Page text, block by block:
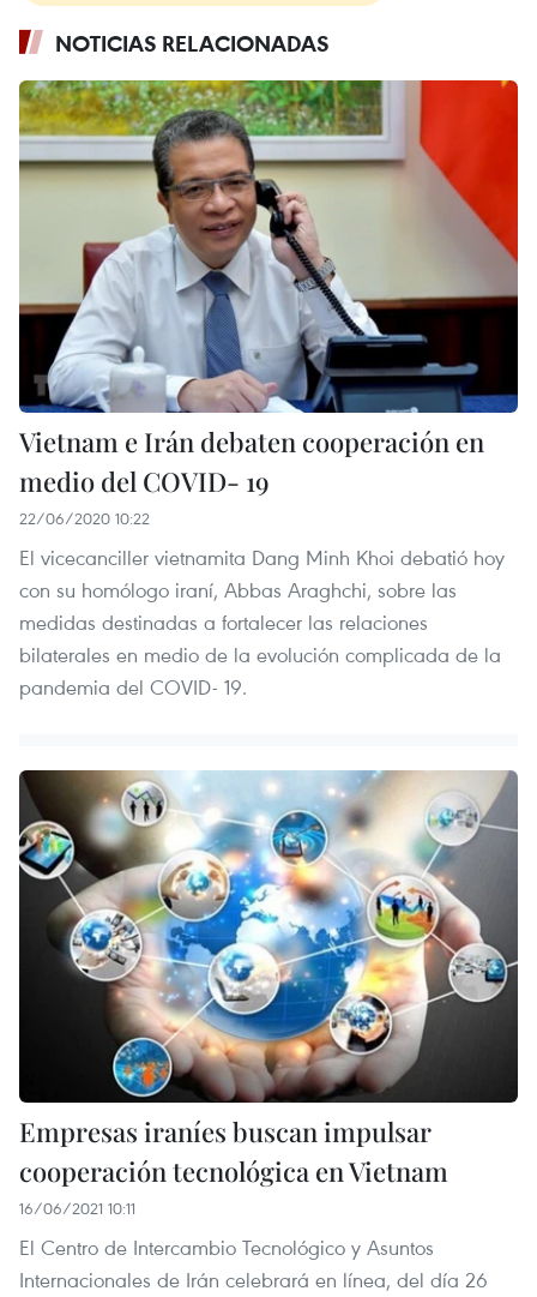
NOTICIAS RELACIONADAS
Vietnam e Irán debaten cooperación en
medio del COVID- 19
22/06/2020 10:22
El vicecanciller vietnamita Dang Minh Khoi debatió hoy
con su homólogo iraní, Abbas Araghchi, sobre las
medidas destinadas a fortalecer las relaciones
bilaterales en medio de la evolución complicada de la
pandemia del COVID- 19.
Empresas iraníes buscan impulsar
cooperación tecnológica en Vietnam
16/06/2021 10:11
El Centro de Intercambio Tecnológico y Asuntos
Internacionales de Irán celebrará en línea, del día 26